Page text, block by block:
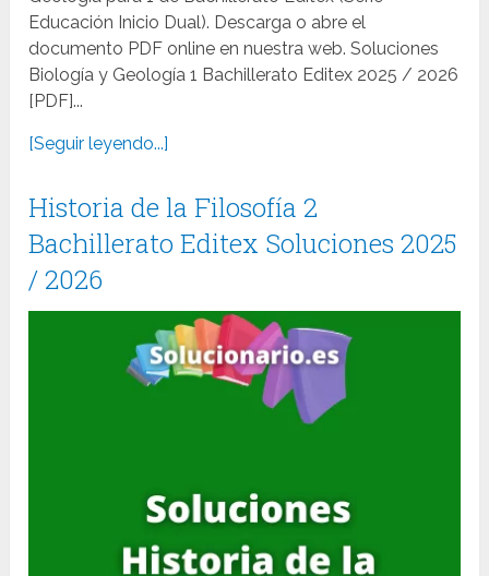
Educación Inicio Dual). Descarga o abre el
documento PDF online en nuestra web. Soluciones
Biología y Geología 1 Bachillerato Editex 2025 / 2026
[PDF]...
[Seguir leyendo...]
Historia de la Filosofía 2
Bachillerato Editex Soluciones 2025
/ 2026